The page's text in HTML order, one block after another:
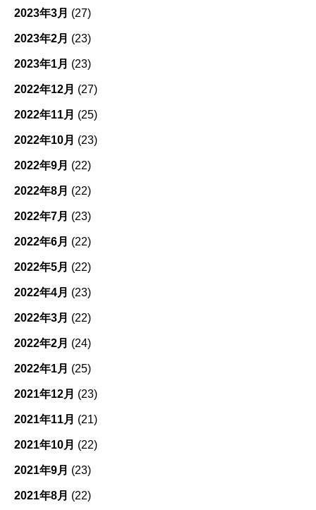
2023年3月 (27)
2023年2月 (23)
2023年1月 (23)
2022年12月 (27)
2022年11月 (25)
2022年10月 (23)
2022年9月 (22)
2022年8月 (22)
2022年7月 (23)
2022年6月 (22)
2022年5月 (22)
2022年4月 (23)
2022年3月 (22)
2022年2月 (24)
2022年1月 (25)
2021年12月 (23)
2021年11月 (21)
2021年10月 (22)
2021年9月 (23)
2021年8月 (22)